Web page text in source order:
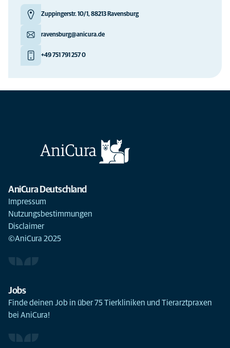
Zuppingerstr. 10/1, 88213 Ravensburg
ravensburg@anicura.de
+49 751 791 257 0
AniCura Deutschland
Impressum
Nutzungsbestimmungen
Disclaimer
©AniCura 2025
Jobs
Finde deinen Job in über 75 Tierkliniken und Tierarztpraxen
bei AniCura!